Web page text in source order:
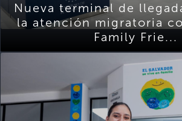
Nueva terminal de
la atención migratoria
Family Frie...